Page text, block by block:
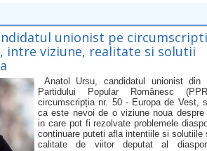
unionist pe
intre viziune, realitate si solutii
Anatol Ursu, candidatul unionist din
Partidului Popular Românesc
circumscripția nr. 50 - Europa de Vest,
ca este nevoi de o viziune noua despre
in care pot fi rezolvate problemele
continuare puteti afla intentiile si solutiile
calitate de viitor deputat al